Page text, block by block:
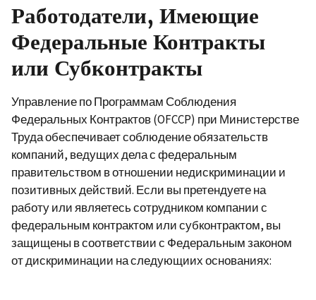
Работодатели, Имеющие
Федеральные Контракты
или Субконтракты
Управление по Программам Соблюдения
Федеральных Контрактов (OFCCP) при Министерстве
Труда обеспечивает соблюдение обязательств
компаний, ведущих дела с федеральным
правительством в отношении недискриминации и
позитивных действий. Если вы претендуете на
работу или являетесь сотрудником компании с
федеральным контрактом или субконтрактом, вы
защищены в соответствии с Федеральным законом
от дискриминации на следующиих основаниях: